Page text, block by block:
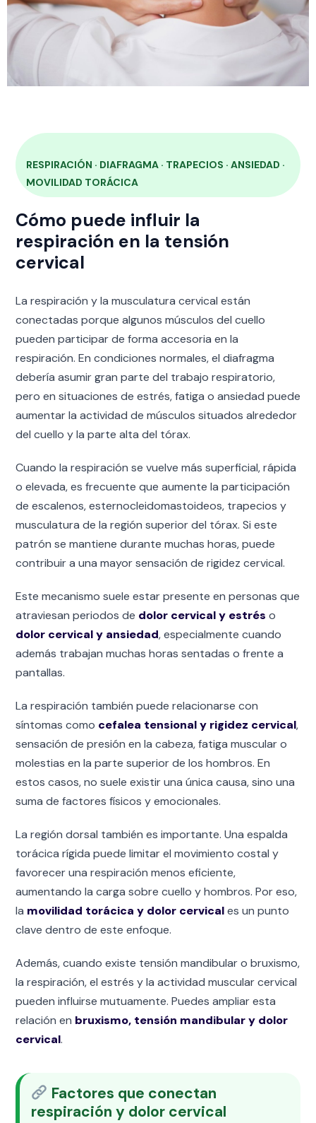
RESPIRACIÓN · DIAFRAGMA · TRAPECIOS · ANSIEDAD ·
MOVILIDAD TORÁCICA
Cómo puede influir la
respiración en la tensión
cervical
La respiración y la musculatura cervical están
conectadas porque algunos músculos del cuello
pueden participar de forma accesoria en la
respiración. En condiciones normales, el diafragma
debería asumir gran parte del trabajo respiratorio,
pero en situaciones de estrés, fatiga o ansiedad puede
aumentar la actividad de músculos situados alrededor
del cuello y la parte alta del tórax.
Cuando la respiración se vuelve más superficial, rápida
o elevada, es frecuente que aumente la participación
de escalenos, esternocleidomastoideos, trapecios y
musculatura de la región superior del tórax. Si este
patrón se mantiene durante muchas horas, puede
contribuir a una mayor sensación de rigidez cervical.
Este mecanismo suele estar presente en personas que
atraviesan periodos de dolor cervical y estrés o
dolor cervical y ansiedad, especialmente cuando
además trabajan muchas horas sentadas o frente a
pantallas.
La respiración también puede relacionarse con
síntomas como cefalea tensional y rigidez cervical,
sensación de presión en la cabeza, fatiga muscular o
molestias en la parte superior de los hombros. En
estos casos, no suele existir una única causa, sino una
suma de factores físicos y emocionales.
La región dorsal también es importante. Una espalda
torácica rígida puede limitar el movimiento costal y
favorecer una respiración menos eficiente,
aumentando la carga sobre cuello y hombros. Por eso,
la movilidad torácica y dolor cervicales un punto
clave dentro de este enfoque.
Además, cuando existe tensión mandibular o bruxismo,
la respiración, el estrés y la actividad muscular cervical
pueden influirse mutuamente. Puedes ampliar esta
relación en bruxismo, tensión mandibular y dolor
cervical.
Factores que conectan
respiración y dolor cervical